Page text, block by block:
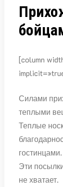
[column
Силами
теплыми
Теплые
гостинцами.
Эти
не хватает.